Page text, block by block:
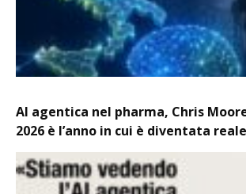
AI agentica nel pharma, Chris
2026 è l’anno in cui è diventata